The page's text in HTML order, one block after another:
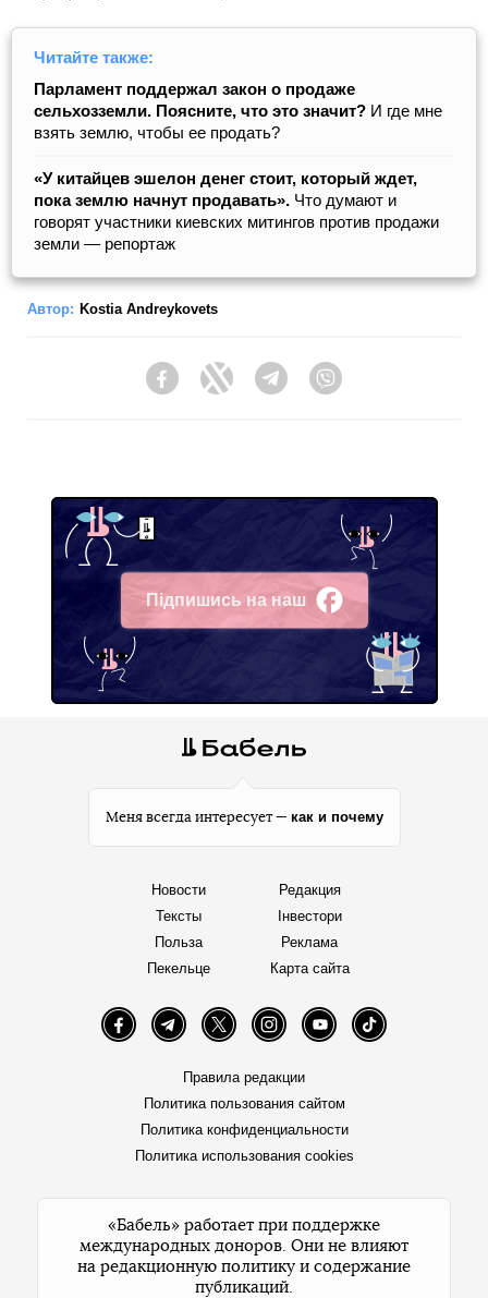
Читайте также:
Парламент поддержал закон о продаже
сельхозземли. Поясните, что это значит? И где мне
взять землю, чтобы ее продать?
«У китайцев эшелон денег стоит, который ждет,
пока землю начнут продавать». Что думают и
говорят участники киевских митингов против продажи
земли — репортаж
Автор: Kostia Andreykovets
FacebookTwitter Telegram
Підпишись на наш
Facebook
Меня всегда интересует — как и почему
Новости
Тексты
Польза
Пекельце
Редакция
Інвестори
Реклама
Карта сайта
FacebookTelegramTwitter InstagramYouTube TikTok
Правила редакции
Политика пользования сайтом
Политика конфиденциальности
Политика использования cookies
«Бабель» работает при поддержке
международных доноров. Они не влияют
на редакционную политику и содержание
публикаций.